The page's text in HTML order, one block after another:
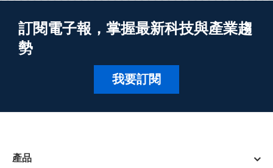
訂閱電子報，掌握最新科技與產業趨
勢
我要訂閱
產品